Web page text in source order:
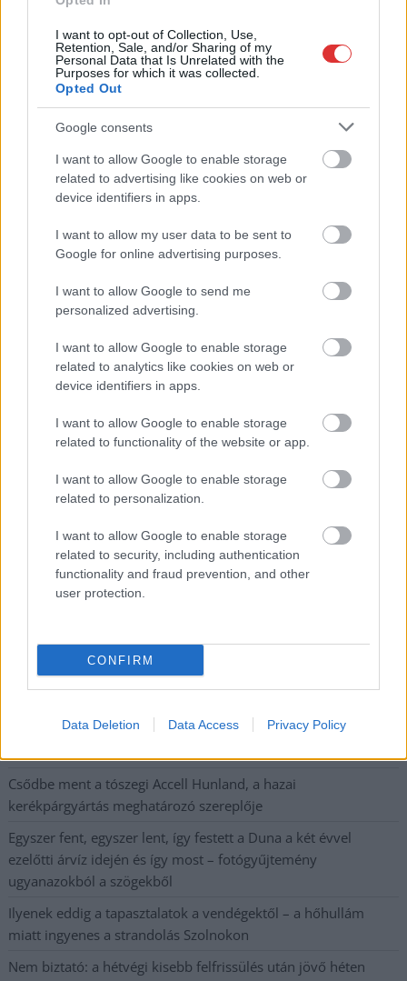
I want to opt-out of Collection, Use,
Retention, Sale, and/or Sharing of my
Personal Data that Is Unrelated with the
Purposes for which it was collected.
Opted Out
Google consents
I want to allow Google to enable storage
related to advertising like cookies on web or
device identifiers in apps.
I want to allow my user data to be sent to
Google for online advertising purposes.
I want to allow Google to send me
personalized advertising.
I want to allow Google to enable storage
related to analytics like cookies on web or
device identifiers in apps.
I want to allow Google to enable storage
related to functionality of the website or app.
I want to allow Google to enable storage
related to personalization.
I want to allow Google to enable storage
related to security, including authentication
functionality and fraud prevention, and other
user protection.
CONFIRM
Data Deletion Data Access Privacy Policy
Nem szeretne lemaradni semmiről? Csak egy kattintás, és hírlevelünk a
legfrissebb információkkal és exkluzív tartalmakkal hétről hétre
postaládájába érkezik!
A SZOL24 legfrissebb 24 cikke
A Tisza kormány minisztere újabb nagy változásokról döntött
munkáltatói jogaikat
kapott, más fideszesek még kevesebbet vittek haza
A Szolnok megyei gazdák nagyon nem akarták a JÉGER
további üzemeltetését
Csendélet 5.0: alig balesetveszélyes lépcső és remek
állapotban levő buszmegálló mutatja, hogy Szolnok mennyire
élhető város
Pénteken újra csökken a benzin és a gázolaj ára is
Napokon belül megválasztja az új köztársasági elnököt az
Országgyűlés
Kiterjedt tüzek pusztítanak az országban, köztük Karcagon
Harmadfokú hőségriasztás az országban: Szolnokon klímát
javítottak, helikoptereket is bevetettek a tüzeknél
számoltak be a szolnoki börtönből
Váratlan fennakadás borította fel a Szolnok–Kecskemét
A polgármester a szolnoki cégekhez fordult: több száz
Csődbe ment a tószegi Accell Hunland, a hazai
kerékpárgyártás meghatározó szereplője
Egyszer fent, egyszer lent, így festett a Duna a két évvel
ezelőtti árvíz idején és így most – fotógyűjtemény
ugyanazokból a szögekből
Ilyenek eddig a tapasztalatok a vendégektől – a hőhullám
miatt ingyenes a strandolás Szolnokon
Nem biztató: a hétvégi kisebb felfrissülés után jövő héten